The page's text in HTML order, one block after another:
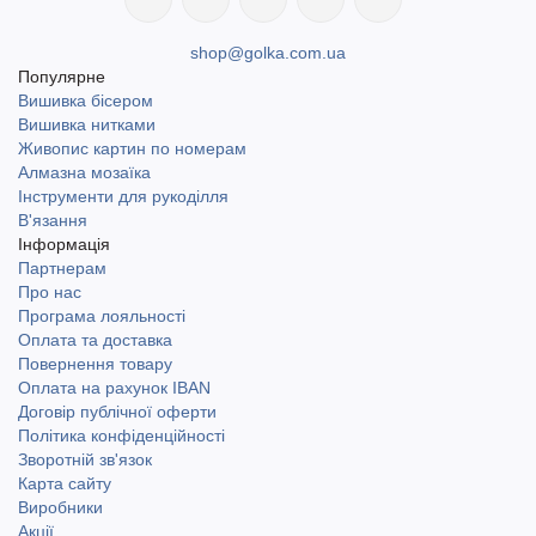
Кожен моток важить 250 г і має довжину 225 м. Нитка має
щільне скручування, не розшаровується, зручно в’яжеться
руками або гачком великого розміру.
У магазині golka.com.ua представлений асортимент ефектних
кольорових рішень YarnArt Macrame Cotton Spectrum.
Замовляйте онлайн з доставкою по всій Україні. Швидка
доставка по Україні, включаючи найвіддаленіші населені
пункти. Доступний самовивіз у місті Одеса. Доставка Новою
поштою та Укрпоштою.
Фото в'язаних виробів дивіться в статті
пряжіYarnArt Macrame Cotton Spectrum
shop@golka.com.ua
Популярне
Вишивка бісером
Вишивка нитками
Живопис картин по номерам
Алмазна мозаїка
Інструменти для рукоділля
В'язання
Інформація
Партнерам
Про нас
Програма лояльності
Оплата та доставка
Повернення товару
Оплата на рахунок IBAN
Договір публічної оферти
Політика конфіденційності
Зворотній зв'язок
Карта сайту
Виробники
Акції